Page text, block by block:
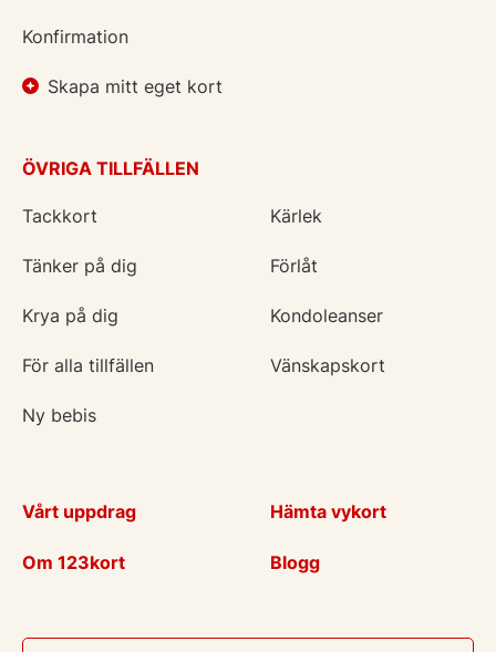
Konfirmation
Skapa mitt eget kort
ÖVRIGA TILLFÄLLEN
Tackkort Kärlek
Tänker på dig Förlåt
Krya på dig Kondoleanser
För alla tillfällen Vänskapskort
Ny bebis
Vårt uppdrag Hämta vykort
Om 123kort Blogg